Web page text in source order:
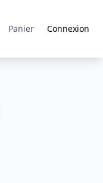
Panier Connexion